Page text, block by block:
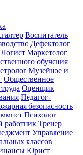
Воспитатель
Дефектолог
Логист Маркетолог
обучения
Музейное и
Общественное
Оценщик
Педагог-
безопасность
Психолог
работник Тренер
Управление
классов
Юрист